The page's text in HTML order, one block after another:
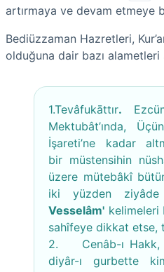
artırmaya ve devam etmeye
Bediüzzaman Hazretleri,
olduğuna dair bazı alametleri
1.Tevâfukāttır.
Mektubât’ında,
İşareti’ne kadar
bir müstensihin
üzere mütebâkî
iki yüzden ziyâde
Vesselâm' kelimeleri
sahîfeye dikkat etse,
2. Cenâb-ı Hakk,
diyâr-ı gurbette